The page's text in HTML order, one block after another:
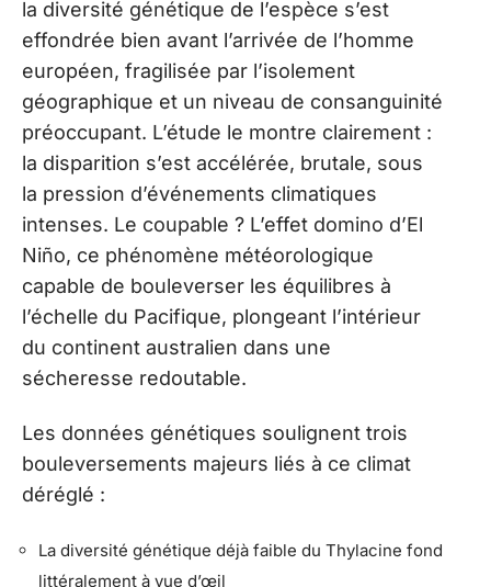
la diversité génétique de l’espèce s’est
effondrée bien avant l’arrivée de l’homme
européen, fragilisée par l’isolement
géographique et un niveau de consanguinité
préoccupant. L’étude le montre clairement :
la disparition s’est accélérée, brutale, sous
la pression d’événements climatiques
intenses. Le coupable ? L’effet domino d’El
Niño, ce phénomène météorologique
capable de bouleverser les équilibres à
l’échelle du Pacifique, plongeant l’intérieur
du continent australien dans une
sécheresse redoutable.
Les données génétiques soulignent trois
bouleversements majeurs liés à ce climat
déréglé :
La diversité génétique déjà faible du Thylacine fond
littéralement à vue d’œil